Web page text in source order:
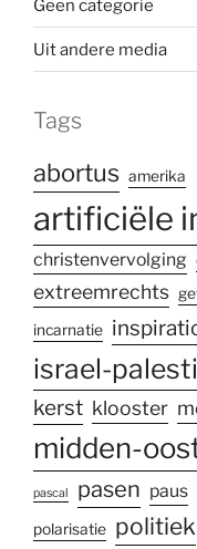
Geen categorie
Uit andere media
Tags
abortus amerika
artificiële
christenvervolging
extreemrechts
incarnatie
israel-
kerst klooster
midden-
pascal pasen paus
polarisatie politiek